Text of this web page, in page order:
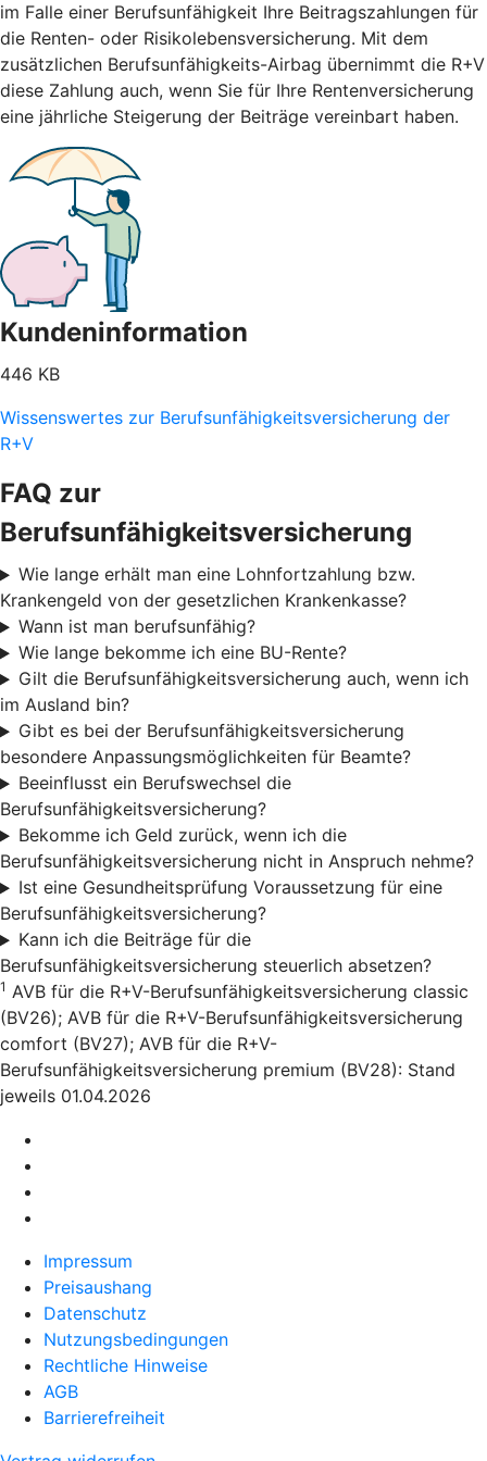
im Falle einer Berufsunfähigkeit Ihre Beitragszahlungen für
die Renten- oder Risikolebensversicherung. Mit dem
zusätzlichen Berufsunfähigkeits-Airbag übernimmt die R+V
diese Zahlung auch, wenn Sie für Ihre Rentenversicherung
eine jährliche Steigerung der Beiträge vereinbart haben.
Kundeninformation
446 KB
Wissenswertes zur Berufsunfähigkeitsversicherung der
R+V
FAQ zur
Berufsunfähigkeitsversicherung
Wie lange erhält man eine Lohnfortzahlung bzw.
Krankengeld von der gesetzlichen Krankenkasse?
Wann ist man berufsunfähig?
Wie lange bekomme ich eine BU-Rente?
Gilt die Berufsunfähigkeitsversicherung auch, wenn ich
im Ausland bin?
Gibt es bei der Berufsunfähigkeitsversicherung
besondere Anpassungsmöglichkeiten für Beamte?
Beeinflusst ein Berufswechsel die
Berufsunfähigkeitsversicherung?
Bekomme ich Geld zurück, wenn ich die
Berufsunfähigkeitsversicherung nicht in Anspruch nehme?
Ist eine Gesundheitsprüfung Voraussetzung für eine
Berufsunfähigkeitsversicherung?
Kann ich die Beiträge für die
Berufsunfähigkeitsversicherung steuerlich absetzen?
1 AVB für die R+V-Berufsunfähigkeitsversicherung classic
(BV26); AVB für die R+V-Berufsunfähigkeitsversicherung
comfort (BV27); AVB für die R+V-
Berufsunfähigkeitsversicherung premium (BV28): Stand
jeweils 01.04.2026
Impressum
Preisaushang
Datenschutz
Nutzungsbedingungen
Rechtliche Hinweise
AGB
Barrierefreiheit